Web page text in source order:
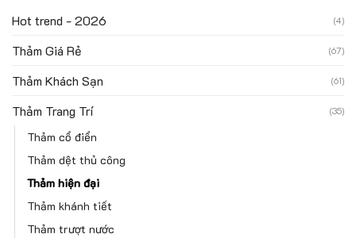
Hot trend - 2026 (4)
Thảm Giá Rẻ (67)
Thảm Khách Sạn (61)
Thảm Trang Trí (35)
Thảm cổ điển
Thảm dệt thủ công
Thảm hiện đại
Thảm khánh tiết
Thảm trượt nước